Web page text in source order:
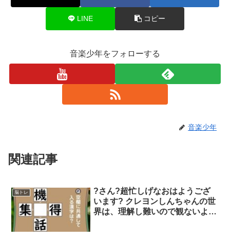
LINE コピー
音楽少年をフォローする
音楽少年
関連記事
脳トレ
?さん?超忙しげなおはようござ
います? クレヨンしんちゃんの世
界は、理解し難いので観ないよう